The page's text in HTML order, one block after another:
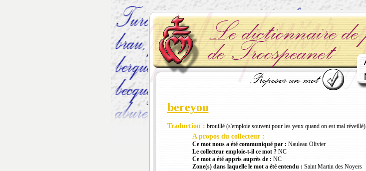
bereyou
Traduction : brouillé (s'emploie souvent pour les yeux quand on est mal réveillé)
A propos du collecteur :
Ce mot nous a été communiqué par : Nauleau Olivier
Le collecteur emploie-t-il ce mot ?NC
Ce mot a été appris auprès de : NC
Zone(s) dans laquelle le mot a été entendu : Saint Martin des Noyers